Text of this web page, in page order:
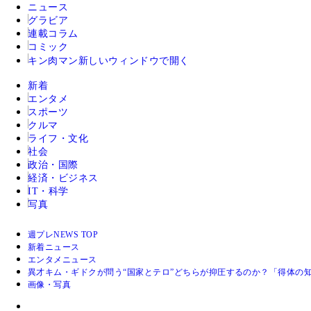
ニュース
グラビア
連載コラム
コミック
キン肉マン 新しいウィンドウで開く
新着
エンタメ
スポーツ
クルマ
ライフ・文化
社会
政治・国際
経済・ビジネス
IT・科学
写真
週プレNEWS TOP
新着ニュース
エンタメニュース
異才キム・ギドクが問う“国家とテロ”どちらが抑圧するのか？「得体の
画像・写真